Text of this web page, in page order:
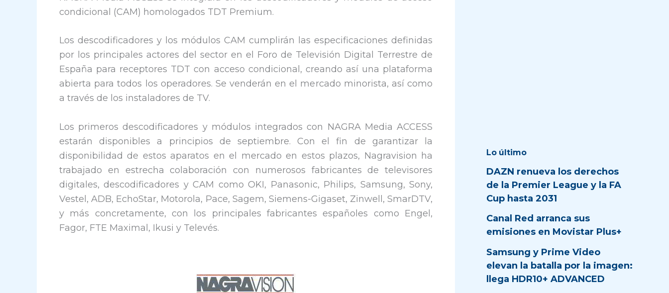
condicional (CAM) homologados TDT Premium.
Los descodificadores y los módulos CAM cumplirán las especificaciones definidas
por los principales actores del sector en el Foro de Televisión Digital Terrestre de
España para receptores TDT con acceso condicional, creando así una plataforma
abierta para todos los operadores. Se venderán en el mercado minorista, así como
a través de los instaladores de TV.
Los primeros descodificadores y módulos integrados con NAGRA Media ACCESS
estarán disponibles a principios de septiembre. Con el fin de garantizar la
disponibilidad de estos aparatos en el mercado en estos plazos, Nagravision ha
trabajado en estrecha colaboración con numerosos fabricantes de televisores
digitales, descodificadores y CAM como OKI, Panasonic, Philips, Samsung, Sony,
Vestel, ADB, EchoStar, Motorola, Pace, Sagem, Siemens-Gigaset, Zinwell, SmarDTV,
y más concretamente, con los principales fabricantes españoles como Engel,
Fagor, FTE Maximal, Ikusi y Televés.
Lo último
DAZN renueva los derechos
de la Premier League y la FA
Cup hasta 2031
Canal Red arranca sus
emisiones en Movistar Plus+
Samsung y Prime Video
elevan la batalla por la imagen:
llega HDR10+ ADVANCED